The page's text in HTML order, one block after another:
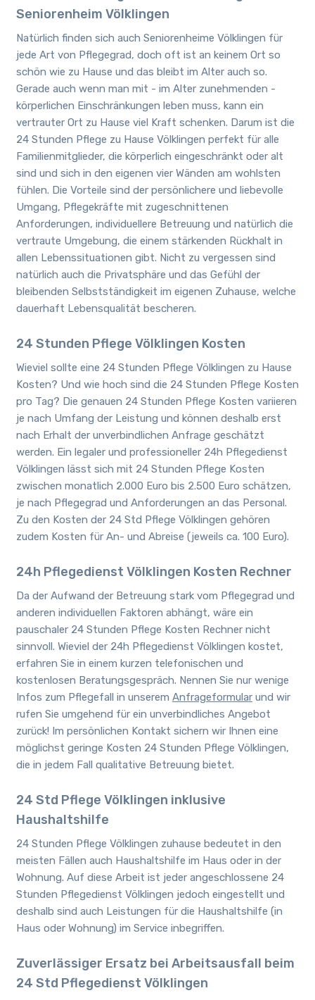
Seniorenheim Völklingen
Natürlich finden sich auch Seniorenheime Völklingen für
jede Art von Pflegegrad, doch oft ist an keinem Ort so
schön wie zu Hause und das bleibt im Alter auch so.
Gerade auch wenn man mit - im Alter zunehmenden -
körperlichen Einschränkungen leben muss, kann ein
vertrauter Ort zu Hause viel Kraft schenken. Darum ist die
24 Stunden Pflege zu Hause Völklingen perfekt für alle
Familienmitglieder, die körperlich eingeschränkt oder alt
sind und sich in den eigenen vier Wänden am wohlsten
fühlen. Die Vorteile sind der persönlichere und liebevolle
Umgang, Pflegekräfte mit zugeschnittenen
Anforderungen, individuellere Betreuung und natürlich die
vertraute Umgebung, die einem stärkenden Rückhalt in
allen Lebenssituationen gibt. Nicht zu vergessen sind
natürlich auch die Privatsphäre und das Gefühl der
bleibenden Selbstständigkeit im eigenen Zuhause, welche
dauerhaft Lebensqualität bescheren.
24 Stunden Pflege Völklingen Kosten
Wieviel sollte eine 24 Stunden Pflege Völklingen zu Hause
Kosten? Und wie hoch sind die 24 Stunden Pflege Kosten
pro Tag? Die genauen 24 Stunden Pflege Kosten variieren
je nach Umfang der Leistung und können deshalb erst
nach Erhalt der unverbindlichen Anfrage geschätzt
werden. Ein legaler und professioneller 24h Pflegedienst
Völklingen lässt sich mit 24 Stunden Pflege Kosten
zwischen monatlich 2.000 Euro bis 2.500 Euro schätzen,
je nach Pflegegrad und Anforderungen an das Personal.
Zu den Kosten der 24 Std Pflege Völklingen gehören
zudem Kosten für An- und Abreise (jeweils ca. 100 Euro).
24h Pflegedienst Völklingen Kosten Rechner
Da der Aufwand der Betreuung stark vom Pflegegrad und
anderen individuellen Faktoren abhängt, wäre ein
pauschaler 24 Stunden Pflege Kosten Rechner nicht
sinnvoll. Wieviel der 24h Pflegedienst Völklingen kostet,
erfahren Sie in einem kurzen telefonischen und
kostenlosen Beratungsgespräch. Nennen Sie nur wenige
Infos zum Pflegefall in unserem Anfrageformular und wir
rufen Sie umgehend für ein unverbindliches Angebot
zurück! Im persönlichen Kontakt sichern wir Ihnen eine
möglichst geringe Kosten 24 Stunden Pflege Völklingen,
die in jedem Fall qualitative Betreuung bietet.
24 Std Pflege Völklingen inklusive
Haushaltshilfe
24 Stunden Pflege Völklingen zuhause bedeutet in den
meisten Fällen auch Haushaltshilfe im Haus oder in der
Wohnung. Auf diese Arbeit ist jeder angeschlossene 24
Stunden Pflegedienst Völklingen jedoch eingestellt und
deshalb sind auch Leistungen für die Haushaltshilfe (in
Haus oder Wohnung) im Service inbegriffen.
Zuverlässiger Ersatz bei Arbeitsausfall beim
24 Std Pflegedienst Völklingen